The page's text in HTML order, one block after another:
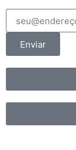
Enviar